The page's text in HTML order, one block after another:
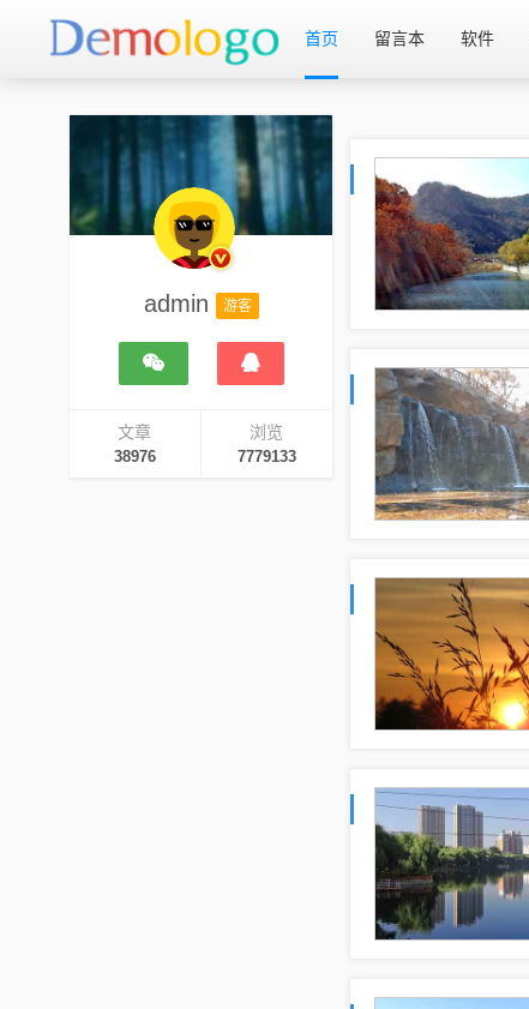
首页 留言本 软件
admin 游客
文章
38976
浏览
7779133